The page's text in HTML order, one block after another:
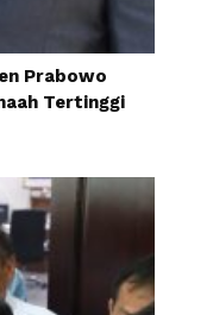
Prabowo
Tertinggi